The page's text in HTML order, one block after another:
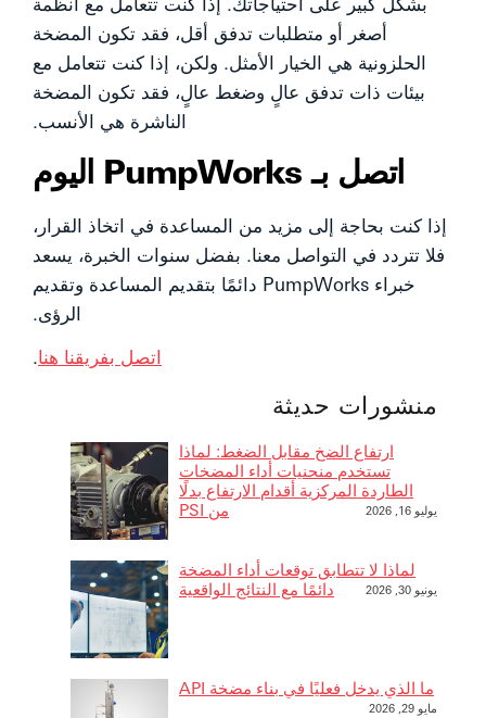
أصغر أو متطلبات تدفق أقل، فقد تكون المضخة
الحلزونية هي الخيار الأمثل. ولكن، إذا كنت تتعامل مع
بيئات ذات تدفق عالٍ وضغط عالٍ، فقد تكون المضخة
الناشرة هي الأنسب.
اتصل بـ PumpWorks اليوم
إذا كنت بحاجة إلى مزيد من المساعدة في اتخاذ القرار،
فلا تتردد في التواصل معنا. بفضل سنوات الخبرة، يسعد
خبراء PumpWorks دائمًا بتقديم المساعدة وتقديم
الرؤى.
اتصل بفريقنا هنا.
منشورات حديثة
ارتفاع الضخ مقابل الضغط: لماذا
تستخدم منحنيات أداء المضخات
الطاردة المركزية أقدام الارتفاع بدلًا
من PSI
يوليو 16, 2026
لماذا لا تتطابق توقعات أداء المضخة
دائمًا مع النتائج الواقعية
يونيو 30, 2026
ما الذي يدخل فعليًا في بناء مضخة API
مايو 29, 2026